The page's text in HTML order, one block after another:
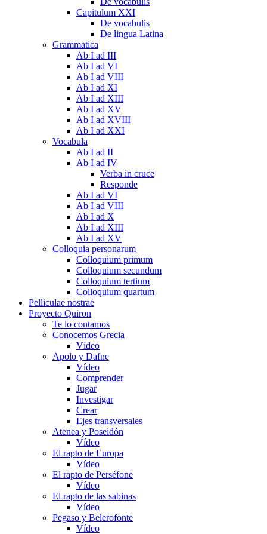
Capitulum XXI
De vocabulis
De lingua Latina
Grammatica
Ab I ad III
Ab I ad VI
Ab I ad VIII
Ab I ad XI
Ab I ad XIII
Ab I ad XV
Ab I ad XVIII
Ab I ad XXI
Vocabula
Ab I ad II
Ab I ad IV
Verba in cruce
Responde
Ab I ad VI
Ab I ad VIII
Ab I ad X
Ab I ad XIII
Ab I ad XV
Colloquia personarum
Colloquium primum
Colloquium secundum
Colloquium tertium
Colloquium quartum
Pelliculae nostrae
Proyecto Quiron
Te lo contamos
Conocemos Grecia
Vídeo
Apolo y Dafne
Vídeo
Comprender
Jugar
Investigar
Crear
Ejes transversales
Atenea y Poseidón
Vídeo
El rapto de Europa
Vídeo
El rapto de Perséfone
Vídeo
El rapto de las sabinas
Vídeo
Pegaso y Belerofonte
Vídeo